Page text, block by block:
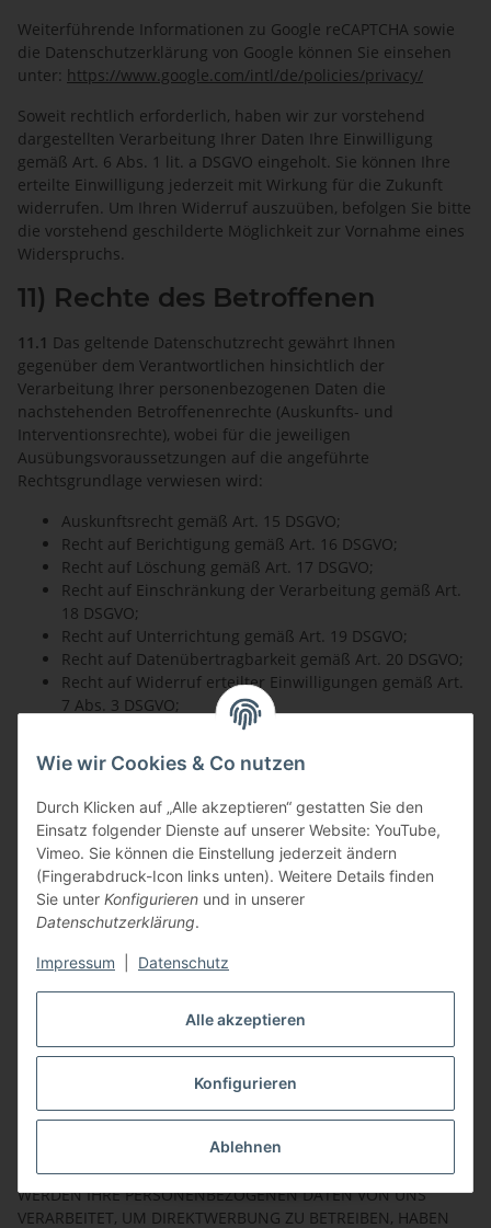
Alle akzeptieren
Konfigurieren
Ablehnen
Wie wir Cookies & Co nutzen
Durch Klicken auf „Alle akzeptieren“ gestatten Sie den
Einsatz folgender Dienste auf unserer Website: YouTube,
Vimeo. Sie können die Einstellung jederzeit ändern
(Fingerabdruck-Icon links unten). Weitere Details finden
Sie unter Konfigurieren und in unserer
Datenschutzerklärung.
Impressum Datenschutz
Weiterführende Informationen zu Google reCAPTCHA sowie
die Datenschutzerklärung von Google können Sie einsehen
unter: https://www.google.com/intl/de/policies/privacy/
Soweit rechtlich erforderlich, haben wir zur vorstehend
dargestellten Verarbeitung Ihrer Daten Ihre Einwilligung
gemäß Art. 6 Abs. 1 lit. a DSGVO eingeholt. Sie können Ihre
erteilte Einwilligung jederzeit mit Wirkung für die Zukunft
widerrufen. Um Ihren Widerruf auszuüben, befolgen Sie bitte
die vorstehend geschilderte Möglichkeit zur Vornahme eines
Widerspruchs.
11) Rechte des Betroffenen
11.1 Das geltende Datenschutzrecht gewährt Ihnen
gegenüber dem Verantwortlichen hinsichtlich der
Verarbeitung Ihrer personenbezogenen Daten die
nachstehenden Betroffenenrechte (Auskunfts- und
Interventionsrechte), wobei für die jeweiligen
Ausübungsvoraussetzungen auf die angeführte
Rechtsgrundlage verwiesen wird:
Auskunftsrecht gemäß Art. 15 DSGVO;
Recht auf Berichtigung gemäß Art. 16 DSGVO;
Recht auf Löschung gemäß Art. 17 DSGVO;
Recht auf Einschränkung der Verarbeitung gemäß Art.
18 DSGVO;
Recht auf Unterrichtung gemäß Art. 19 DSGVO;
Recht auf Datenübertragbarkeit gemäß Art. 20 DSGVO;
Recht auf Widerruf erteilter Einwilligungen gemäß Art.
7 Abs. 3 DSGVO;
Recht auf Beschwerde gemäß Art. 77 DSGVO.
11.2WIDERSPRUCHSRECHT
WENN WIR IM RAHMEN EINER INTERESSENABWÄGUNG IHRE
PERSONENBEZOGENEN DATEN AUFGRUND UNSERES
ÜBERWIEGENDEN BERECHTIGTEN INTERESSES VERARBEITEN,
HABEN SIE DAS JEDERZEITIGE RECHT, AUS GRÜNDEN, DIE SICH
AUS IHRER BESONDEREN SITUATION ERGEBEN, GEGEN DIESE
VERARBEITUNG WIDERSPRUCH MIT WIRKUNG FÜR DIE
MACHEN SIE VON IHREM WIDERSPRUCHSRECHT GEBRAUCH,
BEENDEN WIR DIE VERARBEITUNG DER BETROFFENEN DATEN.
EINE WEITERVERARBEITUNG BLEIBT ABER VORBEHALTEN,
VERARBEITUNG NACHWEISEN KÖNNEN, DIE IHRE
INTERESSEN, GRUNDRECHTE UND GRUNDFREIHEITEN
ÜBERWIEGEN, ODER WENN DIE VERARBEITUNG DER
RECHTSANSPRÜCHEN DIENT.
WERDEN IHRE PERSONENBEZOGENEN DATEN VON UNS
VERARBEITET, UM DIREKTWERBUNG ZU BETREIBEN, HABEN